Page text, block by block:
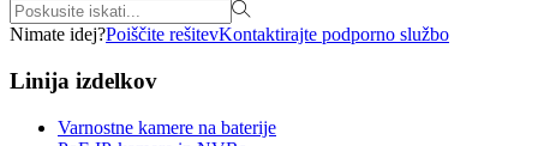
Nimate idej?Poiščite rešitevKontaktirajte podporno službo
Linija izdelkov
Varnostne kamere na baterije